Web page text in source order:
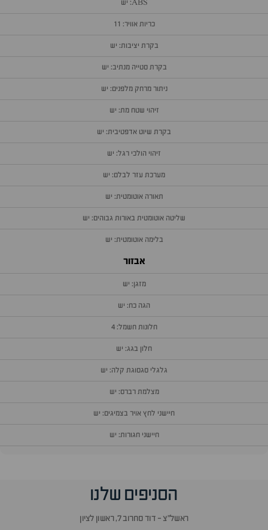
ABS: יש
כריות אוויר: 11
בקרת יציבות: יש
בקרת סטייה מנתיב: יש
ניתור מרחק מלפנים: יש
זיהוי שטח מת: יש
בקרת שיוט אדפטיבית: יש
זיהוי הולכי רגל: יש
מערכת עזר לבלם: יש
תאורה אוטומטית: יש
שליטה אוטומטית באורות גבוהים: יש
בלימה אוטומטית: יש
אבזור
מזגן: יש
הגה כח: יש
חלונות חשמל: 4
חלון בגג: יש
גלגלי סגסוגת קלה: יש
מצלמת רברס: יש
חיישני לחץ אויר בצמיגים: יש
חיישני חגורות: יש
הסניפים שלנו
ראשל״צ - דוד סחרוב 7, ראשון לציון